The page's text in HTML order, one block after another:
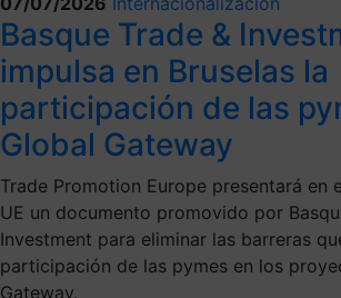
Basque Trade &
impulsa en Bruselas la
participación de las
Global Gateway
Trade Promotion Europe presentará en
UE un documento promovido por
Investment para eliminar las barreras
participación de las pymes en los
Gateway.